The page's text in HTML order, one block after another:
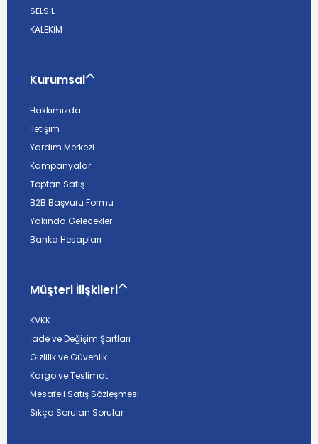
SELSİL
KALEKİM
Kurumsal
Hakkımızda
İletişim
Yardım Merkezi
Kampanyalar
Toptan Satış
B2B Başvuru Formu
Yakında Gelecekler
Banka Hesapları
Müşteri İlişkileri
KVKK
İade ve Değişim Şartları
Gizlilik ve Güvenlik
Kargo ve Teslimat
Mesafeli Satış Sözleşmesi
Sıkça Sorulan Sorular